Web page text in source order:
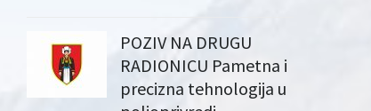
POZIV NA DRUGU
RADIONICU Pametna i
precizna tehnologija u